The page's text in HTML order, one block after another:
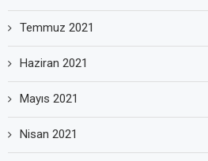
Temmuz 2021
Haziran 2021
Mayıs 2021
Nisan 2021